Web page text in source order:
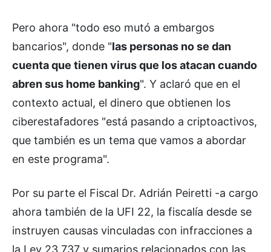
Pero ahora "todo eso mutó a embargos
bancarios", donde "las personas no se dan
cuenta que tienen virus que los atacan cuando
abren sus home banking". Y aclaró que en el
contexto actual, el dinero que obtienen los
ciberestafadores "está pasando a criptoactivos,
que también es un tema que vamos a abordar
en este programa".
Por su parte el Fiscal Dr. Adrián Peiretti -a cargo
ahora también de la UFI 22, la fiscalía desde se
instruyen causas vinculadas con infracciones a
la Ley 23.737 y sumarios relacionados con las